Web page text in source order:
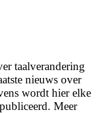
taalverandering
nieuws over
wordt hier elke
Meer